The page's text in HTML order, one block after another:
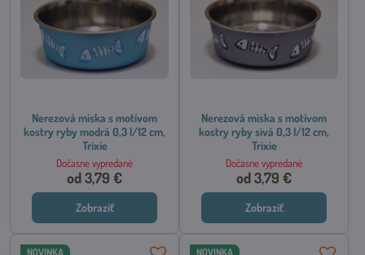
Nerezová miska s motívom
kostry ryby modrá 0,3 l/12 cm,
Trixie
Dočasne vypredané
od 3,79 €
Zobraziť
Nerezová miska s motívom
kostry ryby sivá 0,3 l/12 cm,
Trixie
Dočasne vypredané
od 3,79 €
Zobraziť
NOVINKA NOVINKA